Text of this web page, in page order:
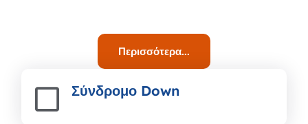
Περισσότερα...
Σύνδρομο Down